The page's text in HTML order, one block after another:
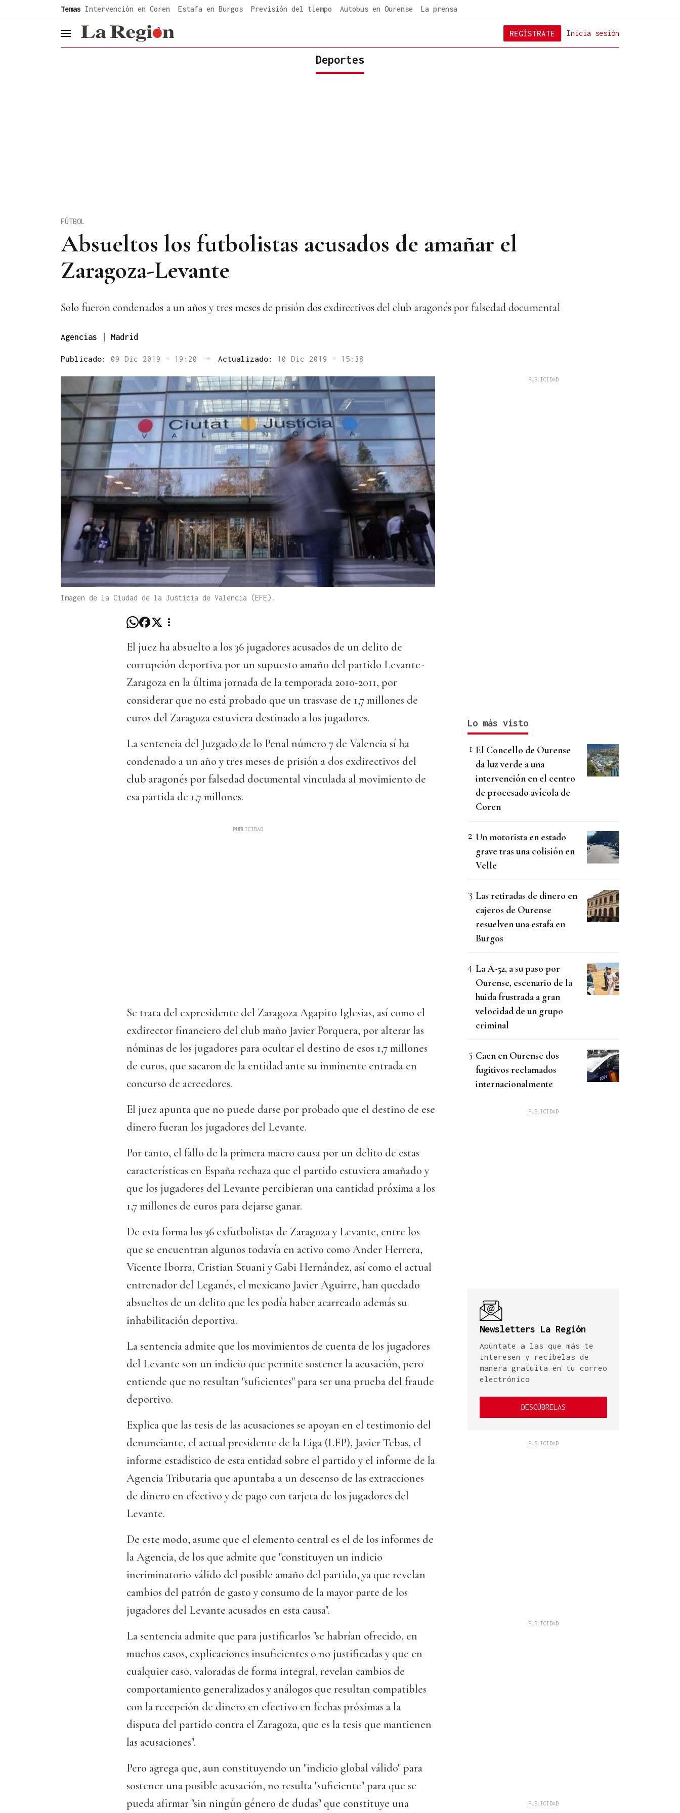
Temas Intervención en Coren Estafa en Burgos Previsión del tiempo Autobus en Ourense La prensa
header.menu.open Inicia sesión
REGÍSTRATE
Deportes
Absueltos los futbolistas acusados de amañar el
Zaragoza-Levante
FÚTBOL
Solo fueron condenados a un años y tres meses de prisión dos exdirectivos del club aragonés por falsedad documental
Agencias | Madrid
Publicado: 09 Dic 2019 - 19:20 — Actualizado: 10 Dic 2019 - 15:38
Imagen de la Ciudad de la Justicia de Valencia (EFE).
El juez ha absuelto a los 36 jugadores acusados de un delito de
corrupción deportiva por un supuesto amaño del partido Levante-
Zaragoza en la última jornada de la temporada 2010-2011, por
considerar que no está probado que un trasvase de 1,7 millones de
euros del Zaragoza estuviera destinado a los jugadores.
La sentencia del Juzgado de lo Penal número 7 de Valencia sí ha
condenado a un año y tres meses de prisión a dos exdirectivos del
club aragonés por falsedad documental vinculada al movimiento de
esa partida de 1,7 millones.
Se trata del expresidente del Zaragoza Agapito Iglesias, así como el
exdirector financiero del club maño Javier Porquera, por alterar las
nóminas de los jugadores para ocultar el destino de esos 1,7 millones
de euros, que sacaron de la entidad ante su inminente entrada en
concurso de acreedores.
El juez apunta que no puede darse por probado que el destino de ese
dinero fueran los jugadores del Levante.
Por tanto, el fallo de la primera macro causa por un delito de estas
características en España rechaza que el partido estuviera amañado y
que los jugadores del Levante percibieran una cantidad próxima a los
1,7 millones de euros para dejarse ganar.
De esta forma los 36 exfutbolistas de Zaragoza y Levante, entre los
que se encuentran algunos todavía en activo como Ander Herrera,
Vicente Iborra, Cristian Stuani y Gabi Hernández, así como el actual
entrenador del Leganés, el mexicano Javier Aguirre, han quedado
absueltos de un delito que les podía haber acarreado además su
inhabilitación deportiva.
La sentencia admite que los movimientos de cuenta de los jugadores
del Levante son un indicio que permite sostener la acusación, pero
entiende que no resultan "suficientes" para ser una prueba del fraude
deportivo.
Explica que las tesis de las acusaciones se apoyan en el testimonio del
denunciante, el actual presidente de la Liga (LFP), Javier Tebas, el
informe estadístico de esta entidad sobre el partido y el informe de la
Agencia Tributaria que apuntaba a un descenso de las extracciones
de dinero en efectivo y de pago con tarjeta de los jugadores del
Levante.
De este modo, asume que el elemento central es el de los informes de
la Agencia, de los que admite que "constituyen un indicio
incriminatorio válido del posible amaño del partido, ya que revelan
cambios del patrón de gasto y consumo de la mayor parte de los
jugadores del Levante acusados en esta causa".
La sentencia admite que para justificarlos "se habrían ofrecido, en
muchos casos, explicaciones insuficientes o no justificadas y que en
cualquier caso, valoradas de forma integral, revelan cambios de
comportamiento generalizados y análogos que resultan compatibles
con la recepción de dinero en efectivo en fechas próximas a la
disputa del partido contra el Zaragoza, que es la tesis que mantienen
las acusaciones".
Pero agrega que, aun constituyendo un "indicio global válido" para
sostener una posible acusación, no resulta "suficiente" para que se
pueda afirmar "sin ningún género de dudas" que constituye una
Lo más visto
El Concello de Ourense
da luz verde a una
intervención en el centro
de procesado avícola de
Coren
Un motorista en estado
grave tras una colisión en
Velle
Las retiradas de dinero en
cajeros de Ourense
resuelven una estafa en
Burgos
La A-52, a su paso por
Ourense, escenario de la
huida frustrada a gran
velocidad de un grupo
criminal
Caen en Ourense dos
fugitivos reclamados
internacionalmente
Newsletters La Región
Apúntate a las que más te
interesen y recíbelas de
manera gratuita en tu correo
electrónico
DESCÚBRELAS